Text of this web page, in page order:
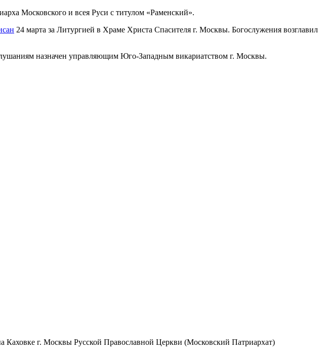
Московского и всея Руси с титулом «Раменский».
24 марта за Литургией в Храме Христа Спасителя г. Москвы. Богослужения возглавил
назначен управляющим Юго-Западным викариатством г. Москвы.
г. Москвы Русской Православной Церкви (Московский Патриархат)